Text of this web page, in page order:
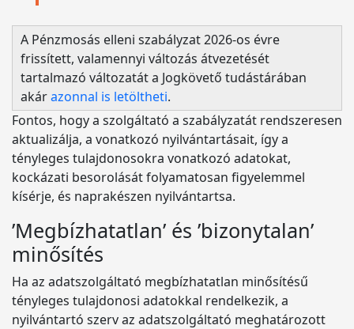
A Pénzmosás elleni szabályzat 2026-os évre
frissített, valamennyi változás átvezetését
tartalmazó változatát a Jogkövető tudástárában
akárazonnal is letöltheti.
Fontos, hogy a szolgáltató a szabályzatát rendszeresen
aktualizálja, a vonatkozó nyilvántartásait, így a
tényleges tulajdonosokra vonatkozó adatokat,
kockázati besorolását folyamatosan figyelemmel
kísérje, és naprakészen nyilvántartsa.
’Megbízhatatlan’ és ’bizonytalan’
minősítés
Ha az adatszolgáltató megbízhatatlan minősítésű
tényleges tulajdonosi adatokkal rendelkezik, a
nyilvántartó szerv az adatszolgáltató meghatározott